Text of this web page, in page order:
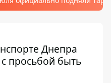
Днепра
просьбой быть